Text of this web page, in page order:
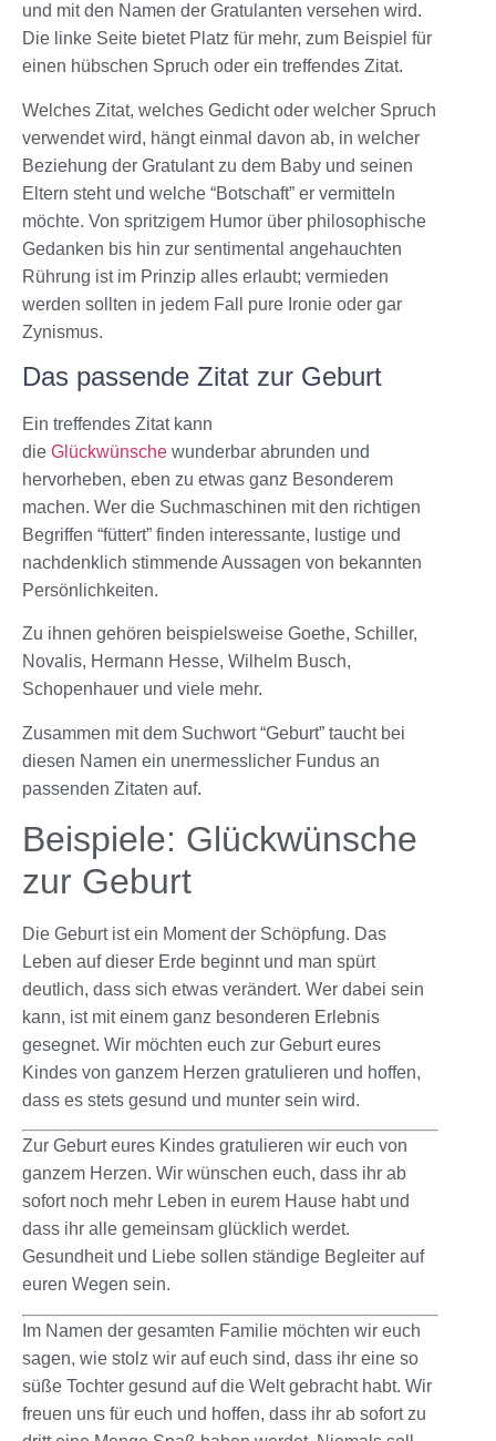
und mit den Namen der Gratulanten versehen wird.
Die linke Seite bietet Platz für mehr, zum Beispiel für
einen hübschen Spruch oder ein treffendes Zitat.
Welches Zitat, welches Gedicht oder welcher Spruch
verwendet wird, hängt einmal davon ab, in welcher
Beziehung der Gratulant zu dem Baby und seinen
Eltern steht und welche “Botschaft” er vermitteln
möchte. Von spritzigem Humor über philosophische
Gedanken bis hin zur sentimental angehauchten
Rührung ist im Prinzip alles erlaubt; vermieden
werden sollten in jedem Fall pure Ironie oder gar
Zynismus.
Das passende Zitat zur Geburt
Ein treffendes Zitat kann
die Glückwünsche wunderbar abrunden und
hervorheben, eben zu etwas ganz Besonderem
machen. Wer die Suchmaschinen mit den richtigen
Begriffen “füttert” finden interessante, lustige und
nachdenklich stimmende Aussagen von bekannten
Persönlichkeiten.
Zu ihnen gehören beispielsweise Goethe, Schiller,
Novalis, Hermann Hesse, Wilhelm Busch,
Schopenhauer und viele mehr.
Zusammen mit dem Suchwort “Geburt” taucht bei
diesen Namen ein unermesslicher Fundus an
passenden Zitaten auf.
Beispiele: Glückwünsche
zur Geburt
Die Geburt ist ein Moment der Schöpfung. Das
Leben auf dieser Erde beginnt und man spürt
deutlich, dass sich etwas verändert. Wer dabei sein
kann, ist mit einem ganz besonderen Erlebnis
gesegnet. Wir möchten euch zur Geburt eures
Kindes von ganzem Herzen gratulieren und hoffen,
dass es stets gesund und munter sein wird.
Zur Geburt eures Kindes gratulieren wir euch von
ganzem Herzen. Wir wünschen euch, dass ihr ab
sofort noch mehr Leben in eurem Hause habt und
dass ihr alle gemeinsam glücklich werdet.
Gesundheit und Liebe sollen ständige Begleiter auf
euren Wegen sein.
Im Namen der gesamten Familie möchten wir euch
sagen, wie stolz wir auf euch sind, dass ihr eine so
süße Tochter gesund auf die Welt gebracht habt. Wir
freuen uns für euch und hoffen, dass ihr ab sofort zu